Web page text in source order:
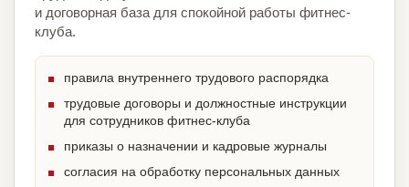
и договорная база для спокойной работы фитнес-
клуба.
правила внутреннего трудового распорядка
трудовые договоры и должностные инструкции
для сотрудников фитнес-клуба
приказы о назначении и кадровые журналы
согласия на обработку персональных данных